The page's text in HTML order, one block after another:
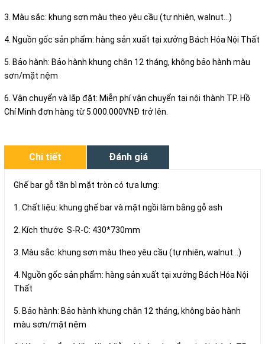
3. Màu sắc: khung sơn màu theo yêu cầu (tự nhiên, walnut...)
4. Nguồn gốc sản phẩm: hàng sản xuất tại xưởng Bách Hóa Nội Thất
5. Bảo hành: Bảo hành khung chân 12 tháng, không bảo hành màu
sơn/mặt nệm
6. Vận chuyển và lắp đặt: Miễn phí vận chuyển tại nội thành TP. Hồ
Chí Minh đơn hàng từ 5.000.000VNĐ trở lên.
Chi tiết Đánh giá
Ghế bar gỗ tần bì mặt tròn có tựa lưng:
1. Chất liệu: khung ghế bar và mặt ngồi làm bằng gỗ ash
2. Kích thước S-R-C: 430*730mm
3. Màu sắc: khung sơn màu theo yêu cầu (tự nhiên, walnut...)
4. Nguồn gốc sản phẩm: hàng sản xuất tại xưởng Bách Hóa Nội
Thất
5. Bảo hành: Bảo hành khung chân 12 tháng, không bảo hành
màu sơn/mặt nệm